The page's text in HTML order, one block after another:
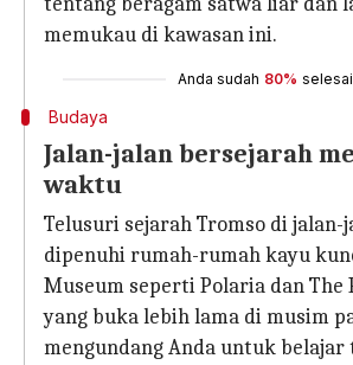
memukau di kawasan ini.
Anda sudah 80% selesai
Budaya
Jalan-jalan bersejarah
waktu
Telusuri sejarah Tromso di jalan-
dipenuhi rumah-rumah kayu
Museum seperti Polaria dan The
yang buka lebih lama di musim
mengundang Anda untuk belajar